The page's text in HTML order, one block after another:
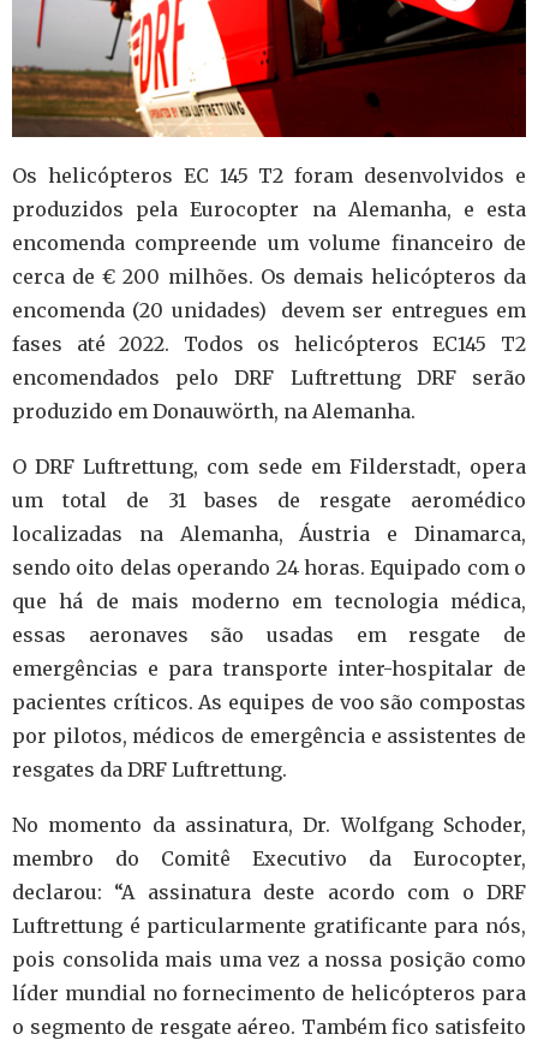
Os helicópteros EC 145 T2 foram desenvolvidos e
produzidos pela Eurocopter na Alemanha, e esta
encomenda compreende um volume financeiro de
cerca de € 200 milhões. Os demais helicópteros da
encomenda (20 unidades) devem ser entregues em
fases até 2022. Todos os helicópteros EC145 T2
encomendados pelo DRF Luftrettung DRF serão
produzido em Donauwörth, na Alemanha.
O DRF Luftrettung, com sede em Filderstadt, opera
um total de 31 bases de resgate aeromédico
localizadas na Alemanha, Áustria e Dinamarca,
sendo oito delas operando 24 horas.Equipado com o
que há de mais moderno em tecnologia médica,
essas aeronaves são usadas em resgate de
emergências e para transporte inter-hospitalar de
pacientes críticos. As equipes de voo são compostas
por pilotos, médicos de emergência e assistentes de
resgates da DRF Luftrettung.
No momento da assinatura, Dr. Wolfgang Schoder,
membro do Comitê Executivo da Eurocopter,
declarou: “A assinatura deste acordo com o DRF
Luftrettung é particularmente gratificante para nós,
pois consolida mais uma vez a nossa posição como
líder mundial no fornecimento de helicópteros para
o segmento de resgate aéreo. Também fico satisfeito